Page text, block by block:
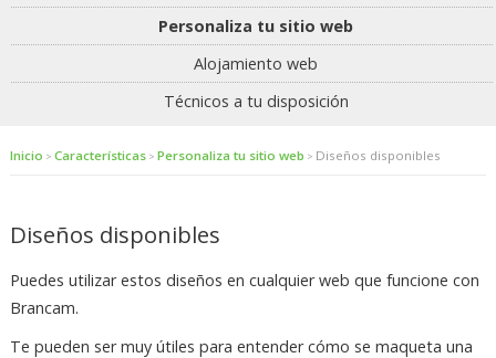
Personaliza tu sitio web
Alojamiento web
Técnicos a tu disposición
Inicio > Características> Personaliza tu sitio web > Diseños disponibles
Diseños disponibles
Puedes utilizar estos diseños en cualquier web que funcione con
Brancam.
Te pueden ser muy útiles para entender cómo se maqueta una